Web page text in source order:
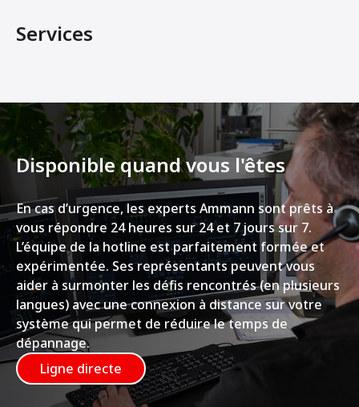
Services
Disponible quand vous l'êtes
En cas d’urgence, les experts Ammann sont prêts à
vous répondre 24 heures sur 24 et 7 jours sur 7.
L’équipe de la hotline est parfaitement formée et
expérimentée. Ses représentants peuvent vous
aider à surmonter les défis rencontrés (en plusieurs
langues) avec une connexion à distance sur votre
système qui permet de réduire le temps de
dépannage.
Ligne directe